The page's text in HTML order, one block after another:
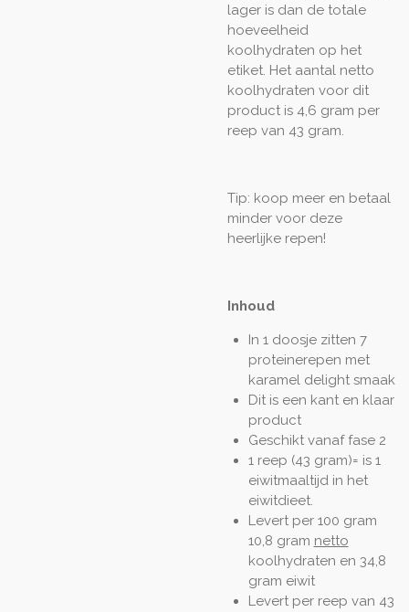
lager is dan de totale
hoeveelheid
koolhydraten op het
etiket. Het aantal netto
koolhydraten voor dit
product is 4,6 gram per
reep van 43 gram.
Tip: koop meer en betaal
minder voor deze
heerlijke repen!
Inhoud
In 1 doosje zitten 7
proteinerepen met
karamel delight smaak
Dit is een kant en klaar
product
Geschikt vanaf fase 2
1 reep (43 gram)= is 1
eiwitmaaltijd in het
eiwitdieet.
Levert per 100 gram
10,8 gram netto
koolhydraten en 34,8
gram eiwit
Levert per reep van 43